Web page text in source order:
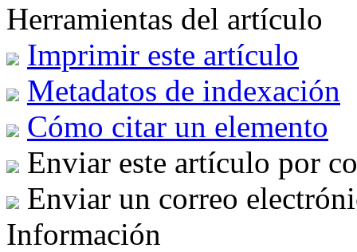
Herramientas del artículo
Imprimir este artículo
Metadatos de indexación
Cómo citar un elemento
Enviar este artículo por
Enviar un correo
Información